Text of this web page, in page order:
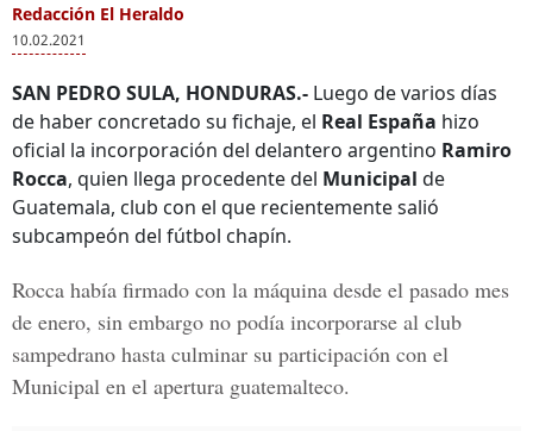
Redacción El Heraldo
10.02.2021
SAN PEDRO SULA, HONDURAS.- Luego de varios días
de haber concretado su fichaje, el Real España hizo
oficial la incorporación del delantero argentino Ramiro
Rocca, quien llega procedente del Municipal de
Guatemala, club con el que recientemente salió
subcampeón del fútbol chapín.
Rocca había firmado con la máquina desde el pasado mes
de enero, sin embargo no podía incorporarse al club
sampedrano hasta culminar su participación con el
Municipal en el apertura guatemalteco.